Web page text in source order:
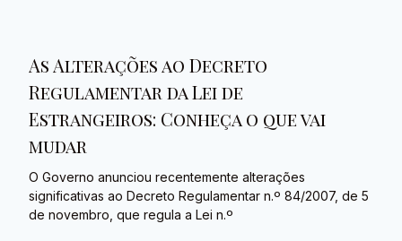
As Alterações ao Decreto
Regulamentar da Lei de
Estrangeiros: Conheça o que vai
mudar
O Governo anunciou recentemente alterações
significativas ao Decreto Regulamentar n.º 84/2007, de 5
de novembro, que regula a Lei n.º